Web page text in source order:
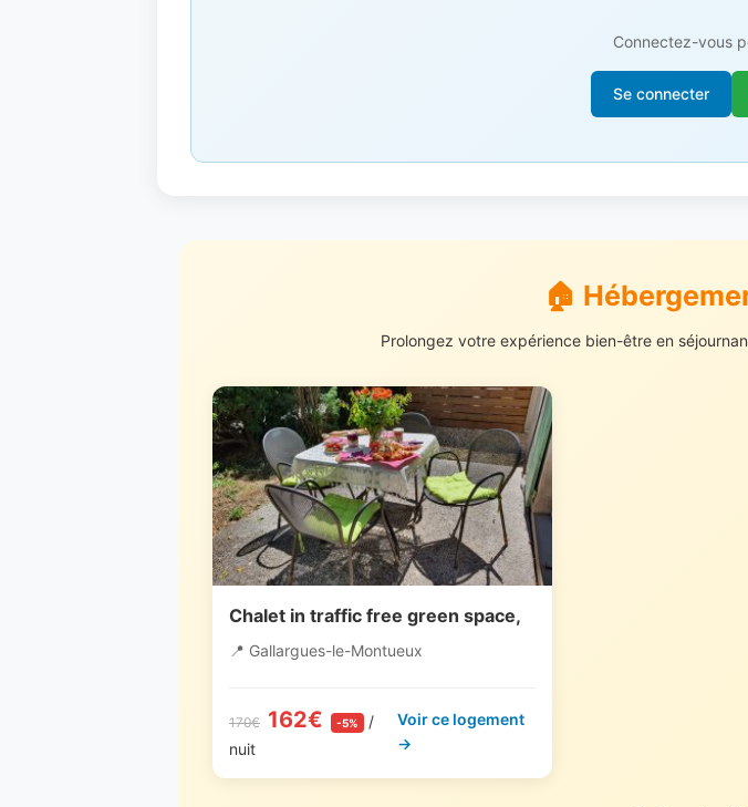
Connectez-vous
Se connecter
🏠
Prolongez votre expérience bien-être en
Chalet in traffic free green space,
📍 Gallargues-le-Montueux
170€ 162€ -5%
/
nuit
Voir ce logement
→